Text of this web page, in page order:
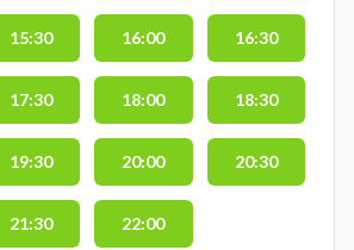
15:30 16:00 16:30
17:30 18:00 18:30
19:30 20:00 20:30
21:30 22:00